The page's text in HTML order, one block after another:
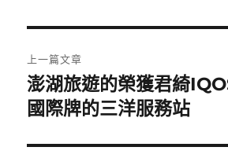
章
導
覽
上一篇文章
上
一
文
澎湖旅遊的榮獲君綺
國際牌的三洋服務站